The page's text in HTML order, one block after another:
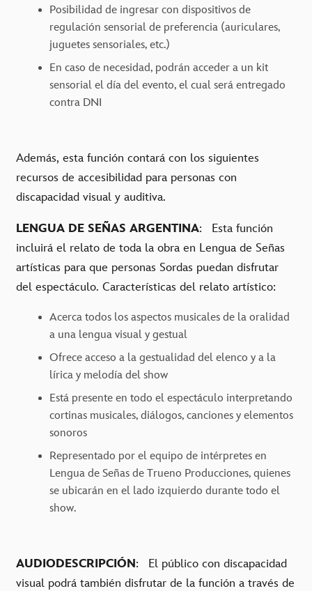
Posibilidad de ingresar con dispositivos de
regulación sensorial de preferencia (auriculares,
juguetes sensoriales, etc.)
En caso de necesidad, podrán acceder a un kit
sensorial el día del evento, el cual será entregado
contra DNI
Además, esta función contará con los siguientes
recursos de accesibilidad para personas con
discapacidad visual y auditiva.
LENGUA DE SEÑAS ARGENTINA: Esta función
incluirá el relato de toda la obra en Lengua de Señas
artísticas para que personas Sordas puedan disfrutar
del espectáculo. Características del relato artístico:
Acerca todos los aspectos musicales de la oralidad
a una lengua visual y gestual
Ofrece acceso a la gestualidad del elenco y a la
lírica y melodía del show
Está presente en todo el espectáculo interpretando
cortinas musicales, diálogos, canciones y elementos
sonoros
Representado por el equipo de intérpretes en
Lengua de Señas de Trueno Producciones, quienes
se ubicarán en el lado izquierdo durante todo el
show.
AUDIODESCRIPCIÓN: El público con discapacidad
visual podrá también disfrutar de la función a través de